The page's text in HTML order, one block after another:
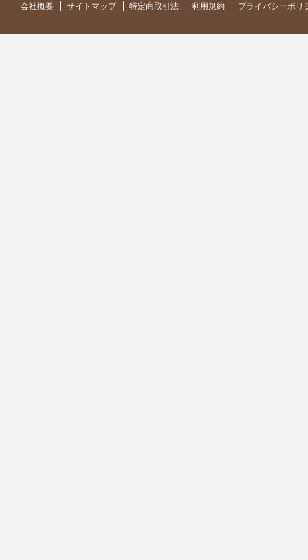
会社概要 サイトマップ 特定商取引法 利用規約 プライバシーポリ